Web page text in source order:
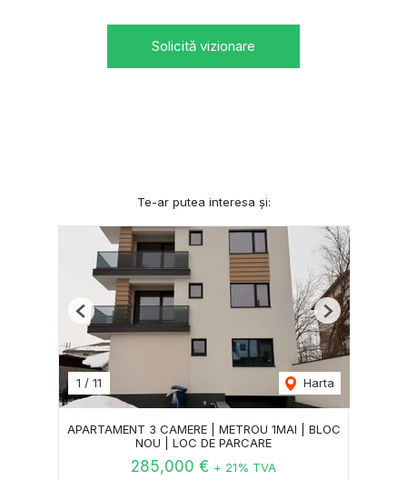
Solicită vizionare
Te-ar putea interesa și:
1 / 11 Harta
Previous Next
APARTAMENT 3 CAMERE | METROU 1MAI | BLOC
NOU | LOC DE PARCARE
285,000 € + 21% TVA